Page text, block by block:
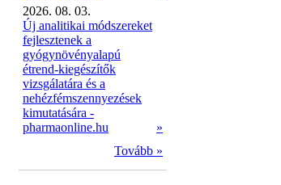
2026. 08. 03.
Új analitikai módszereket
fejlesztenek a
gyógynövényalapú
étrend-kiegészítők
vizsgálatára és a
nehézfémszennyezések
kimutatására -
pharmaonline.hu
»
Tovább »